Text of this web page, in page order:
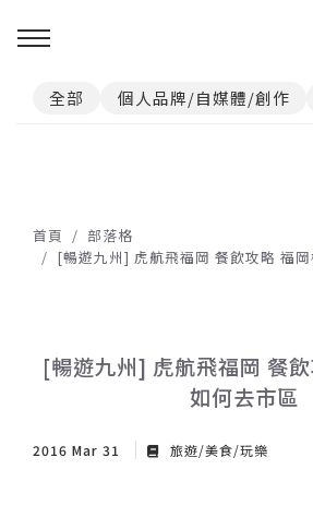
全部 個人品牌/自媒體/創作
首頁
部落格
[暢遊九州] 虎航飛福岡 餐飲攻略 福
[暢遊九州] 虎航飛福岡 餐
如何去市區
2016 Mar 31 旅遊/美食/玩樂